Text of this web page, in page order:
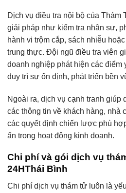
Dịch vụ điều tra nội bộ của Thám
giải pháp như kiểm tra nhân sự,
hành vi trộm cắp, sách nhiễu
trung thực. Đội ngũ điều tra viên
doanh nghiệp phát hiện các điểm
duy trì sự ổn định, phát triển bền
Ngoài ra, dịch vụ cạnh tranh giúp
các thông tin về khách hàng, nhà
các quyết định chiến lược phù
ẩn trong hoạt động kinh doanh.
Chi phí và gói dịch vụ
24HThái Bình
Chi phí dịch vụ thám tử luôn là